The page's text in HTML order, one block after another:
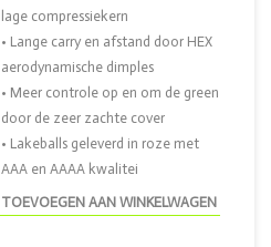
TOEVOEGEN AAN WINKELWAGEN
lage compressiekern
• Lange carry en afstand door HEX
aerodynamische dimples
• Meer controle op en om de green
door de zeer zachte cover
• Lakeballs geleverd in roze met
AAA en AAAA kwalitei